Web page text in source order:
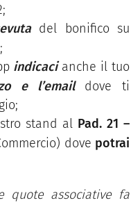
del bonifico su
indicacianche il tuo
e l’email
dove ti
stand al Pad. 21 –
dove potrai
quote associative fa